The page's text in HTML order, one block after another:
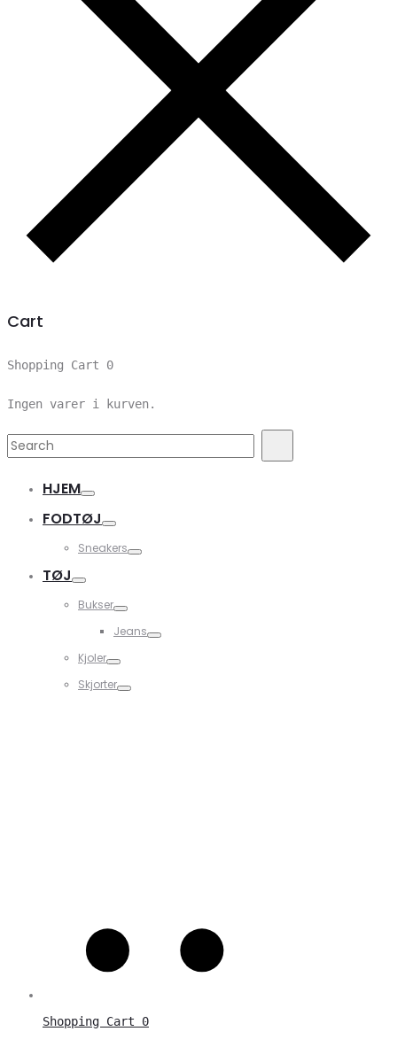
Cart
Shopping Cart 0
Ingen varer i kurven.
Search
HJEM
FODTØJ
Sneakers
TØJ
Bukser
Jeans
Kjoler
Skjorter
Shopping Cart 0